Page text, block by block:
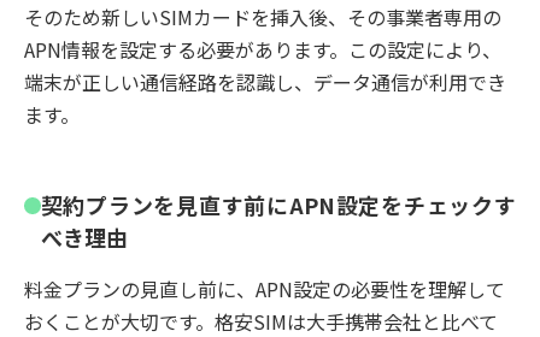
そのため新しいSIMカードを挿入後、その事業者専用の
APN情報を設定する必要があります。この設定により、
端末が正しい通信経路を認識し、データ通信が利用でき
ます。
契約プランを見直す前にAPN設定をチェックす
べき理由
料金プランの見直し前に、APN設定の必要性を理解して
おくことが大切です。格安SIMは大手携帯会社と比べて